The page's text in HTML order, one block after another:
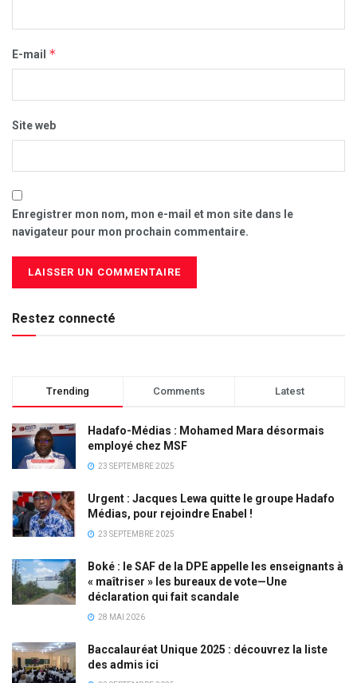
E-mail *
Site web
Enregistrer mon nom, mon e-mail et mon site dans le
navigateur pour mon prochain commentaire.
Restez connecté
Trending Comments Latest
Hadafo-Médias : Mohamed Mara désormais
employé chez MSF
23 SEPTEMBRE 2025
Urgent : Jacques Lewa quitte le groupe Hadafo
Médias, pour rejoindre Enabel !
23 SEPTEMBRE 2025
Boké : le SAF de la DPE appelle les enseignants à
« maîtriser » les bureaux de vote—Une
déclaration qui fait scandale
28 MAI 2026
Baccalauréat Unique 2025 : découvrez la liste
des admis ici